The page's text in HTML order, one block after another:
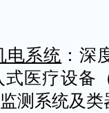
电系统 ：深
医疗设备
测系统及